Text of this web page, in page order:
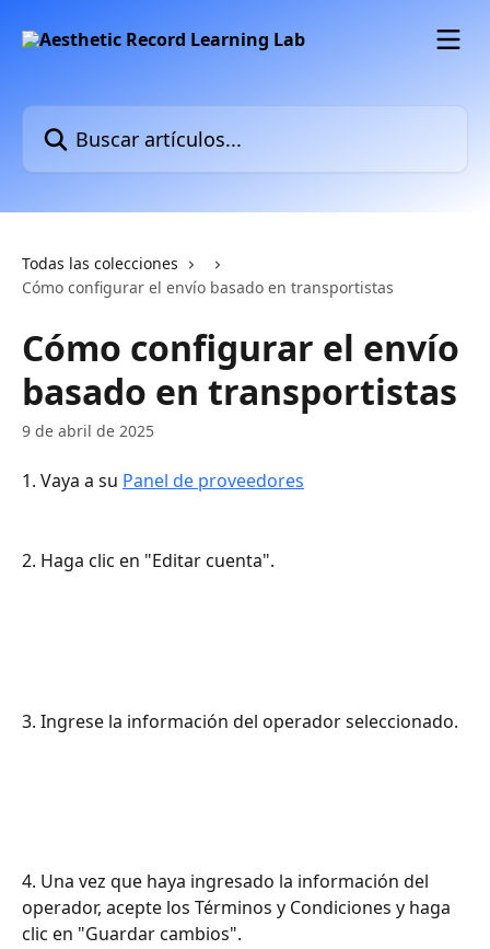
Buscar artículos...
Todas las colecciones
Cómo configurar el envío basado en transportistas
Cómo configurar el envío
basado en transportistas
9 de abril de 2025
1. Vaya a su Panel de proveedores
2. Haga clic en "Editar cuenta".
3. Ingrese la información del operador seleccionado.
4. Una vez que haya ingresado la información del
operador, acepte los Términos y Condiciones y haga
clic en "Guardar cambios".